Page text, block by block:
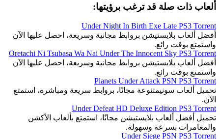
ألعاب ذات صلة قد ترغب برؤيتها:
Under Night In Birth Exe Late PS3 Torrent
أفضل ألعاب بلايستيشن بروابط مجانية وسريعة، احصل عليها الآن
واستمتع بوقت رائع.
Oretachi Ni Tsubasa Wa Nai Under The Innocent Sky PS3 Torrent
أفضل ألعاب بلايستيشن بروابط مجانية وسريعة، احصل عليها الآن
واستمتع بوقت رائع.
Planets Under Attack PSN PS3 Torrent
تحميل ألعاب سونيمتنوعة مجانًا، بروابط سريعة ومباشرة، استمتع
الآن.
Under Defeat HD Deluxe Edition PS3 Torrent
تحميل أفضل ألعاب بلايستيشن مجانًا، استمتع بألعاب الأكشن
والمغامرات بسرعة وسهولة.
Under Siege PSN PS3 Torrent